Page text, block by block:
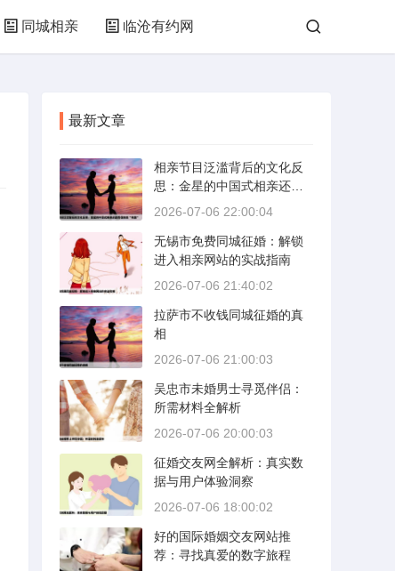
同城相亲 临沧有约网
最新文章
相亲节目泛滥背后的文化反
思：金星的中国式相亲还能
否保持其“完美”
2026-07-06 22:00:04
无锡市免费同城征婚：解锁
进入相亲网站的实战指南
2026-07-06 21:40:02
拉萨市不收钱同城征婚的真
相
2026-07-06 21:00:03
吴忠市未婚男士寻觅伴侣：
所需材料全解析
2026-07-06 20:00:03
征婚交友网全解析：真实数
据与用户体验洞察
2026-07-06 18:00:02
好的国际婚姻交友网站推
荐：寻找真爱的数字旅程